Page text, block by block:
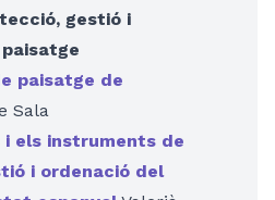
gestió i
paisatge de
Sala
els instruments de
i ordenació del